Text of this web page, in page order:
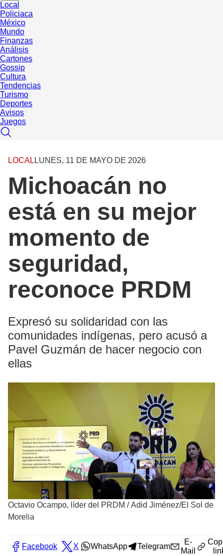
Local
Policiaca
México
Mundo
Finanzas
Análisis
Cartones
Gossip
Cultura
Tendencias
Turismo
Deportes
Avisos
Juegos
LOCAL LUNES, 11 DE MAYO DE 2026
Michoacán no
está en su mejor
momento de
seguridad,
reconoce PRDM
Expresó su solidaridad con las
comunidades indígenas, pero acusó a
Pavel Guzmán de hacer negocio con
ellas
Octavio Ocampo, líder del PRDM /Adid Jiménez/El Sol de
Morelia
Facebook X WhatsApp Telegram
E-
Mail